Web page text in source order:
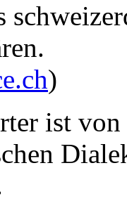
)
ist von